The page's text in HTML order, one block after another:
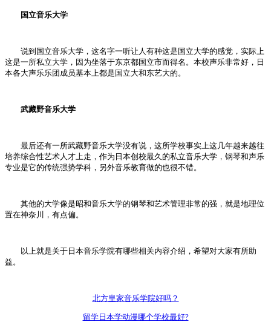
国立音乐大学
说到国立音乐大学，这名字一听让人有种这是国立大学的感觉，实际上
这是一所私立大学，因为坐落于东京都国立市而得名。本校声乐非常好，日
本各大声乐乐团成员基本上都是国立大和东艺大的。
武藏野音乐大学
最后还有一所武藏野音乐大学没有说，这所学校事实上这几年越来越往
培养综合性艺术人才上走，作为日本创校最久的私立音乐大学，钢琴和声乐
专业是它的传统强势学科，另外音乐教育做的也很不错。
其他的大学像是昭和音乐大学的钢琴和艺术管理非常的强，就是地理位
置在神奈川，有点偏。
以上就是关于日本音乐学院有哪些相关内容介绍，希望对大家有所助
益。
北方皇家音乐学院好吗？
留学日本学动漫哪个学校最好?